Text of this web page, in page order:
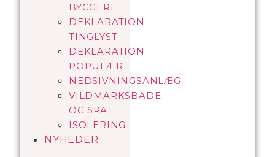
BYGGERI
DEKLARATION
TINGLYST
DEKLARATION
POPULÆR
NEDSIVNINGSANLÆG
VILDMARKSBADE
OG SPA
ISOLERING
NYHEDER